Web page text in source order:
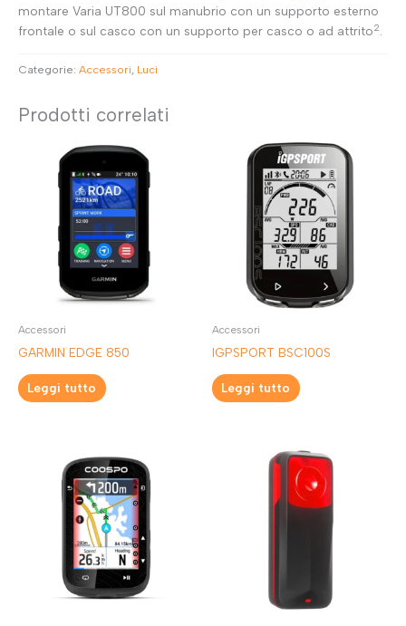
montare Varia UT800 sul manubrio con un supporto esterno
frontale o sul casco con un supporto per casco o ad attrito2.
Categorie: Accessori, Luci
Prodotti correlati
Accessori
GARMIN EDGE 850
Leggi tutto
Accessori
IGPSPORT BSC100S
Leggi tutto